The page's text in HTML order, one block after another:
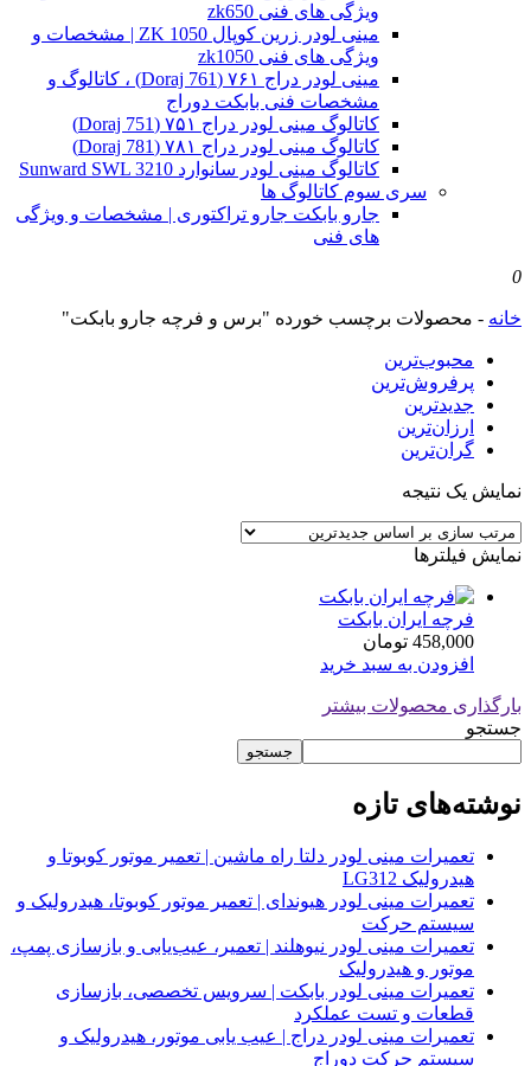
ویژگی های فنی zk650
مینی لودر زرین کوپال ZK 1050 | مشخصات و
ویژگی های فنی zk1050
مینی لودر دراج ۷۶۱ (Doraj 761) ، کاتالوگ و
مشخصات فنی بابکت دوراج
کاتالوگ مینی لودر دراج ۷۵۱ (Doraj 751)
کاتالوگ مینی لودر دراج ۷۸۱ (Doraj 781)
کاتالوگ مینی لودر سانوارد Sunward SWL 3210
سری سوم کاتالوگ ها
جارو بابکت جارو تراکتوری | مشخصات و ویژگی
های فنی
0
خانه - محصولات برچسب خورده "برس و فرچه جارو بابکت"
محبوب‌ترین
پرفروش‌ترین
جدیدترین
ارزان‌ترین
گران‌ترین
نمایش یک نتیجه
نمایش فیلترها
فرچه ایران بابکت
458,000 تومان
افزودن به سبد خرید
بارگذاری محصولات بیشتر
جستجو
جستجو
نوشته‌های تازه
تعمیرات مینی لودر دلتا راه ماشین | تعمیر موتور کوبوتا و
هیدرولیک LG312
تعمیرات مینی لودر هیوندای | تعمیر موتور کوبوتا، هیدرولیک و
سیستم حرکت
تعمیرات مینی لودر نیوهلند | تعمیر، عیب‌یابی و بازسازی پمپ،
موتور و هیدرولیک
تعمیرات مینی لودر بابکت | سرویس تخصصی، بازسازی
قطعات و تست عملکرد
تعمیرات مینی لودر دراج | عیب یابی موتور، هیدرولیک و
سیستم حرکت دوراج